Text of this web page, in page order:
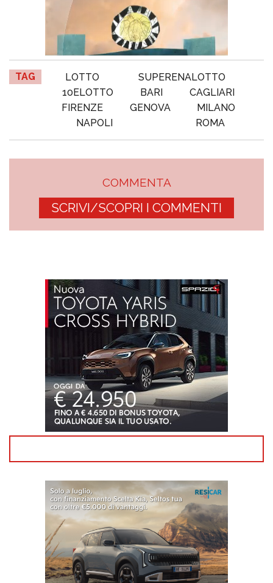
TAG LOTTO
SUPERENALOTTO
10ELOTTO
BARI
CAGLIARI
FIRENZE
GENOVA
MILANO
NAPOLI
ROMA
COMMENTA
SCRIVI/SCOPRI I COMMENTI